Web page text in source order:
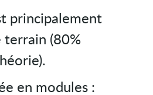
principalement
terrain (80%
en modules :